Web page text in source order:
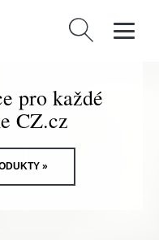
Vyhledávání
pro každé
CZ.cz
»